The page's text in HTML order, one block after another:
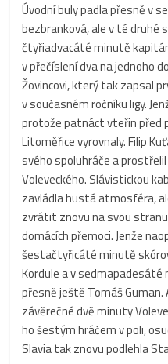
Úvodní buly padla přesně v
bezbranková, ale v té druhé
čtyřiadvacáté minutě
v přečíslení dva na jednoho
Žovincovi, který tak zapsal
v současném ročníku ligy.
protože patnáct vteřin před
Litoměřice vyrovnaly. Filip
svého spoluhráče a
Voleveckého. Slávistickou
zavládla hustá atmosféra,
zvrátit znovu na svou stranu
domácích přemoci. Jenže
šestačtyřicáté minutě
Kordule a v sedmapadesáté
přesně ještě Tomáš
závěrečné dvě minuty
ho šestým hráčem v poli,
Slavia tak znovu podlehla